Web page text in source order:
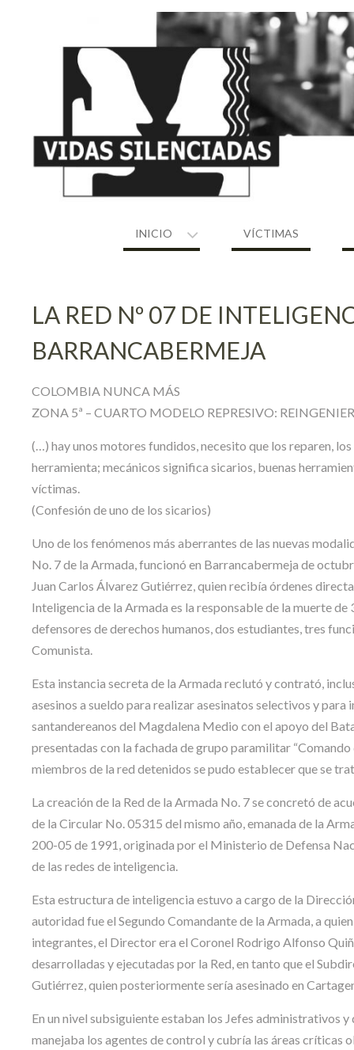
INICIO VÍCTIMAS
LA RED Nº 07 DE
BARRANCABERMEJA
COLOMBIA NUNCA MÁS
ZONA 5ª – CUARTO MODELO REPRESIVO:
(…) hay unos motores fundidos, necesito que los reparen,
herramienta; mecánicos significa sicarios, buenas
víctimas.
(Confesión de uno de los sicarios)
Uno de los fenómenos más aberrantes de las nuevas
No. 7 de la Armada, funcionó en Barrancabermeja de
Juan Carlos Álvarez Gutiérrez, quien recibía órdenes
Inteligencia de la Armada es la responsable de la muerte
defensores de derechos humanos, dos estudiantes, tres
Comunista.
Esta instancia secreta de la Armada reclutó y contrató,
asesinos a sueldo para realizar asesinatos selectivos y
santandereanos del Magdalena Medio con el apoyo del
presentadas con la fachada de grupo paramilitar
miembros de la red detenidos se pudo establecer que se
La creación de la Red de la Armada No. 7 se concretó de
de la Circular No. 05315 del mismo año, emanada de la
200-05 de 1991, originada por el Ministerio de Defensa
de las redes de inteligencia.
Esta estructura de inteligencia estuvo a cargo de la
autoridad fue el Segundo Comandante de la Armada, a
integrantes, el Director era el Coronel Rodrigo Alfonso
desarrolladas y ejecutadas por la Red, en tanto que el
Gutiérrez, quien posteriormente sería asesinado en
En un nivel subsiguiente estaban los Jefes administrativos
manejaba los agentes de control y cubría las áreas críticas